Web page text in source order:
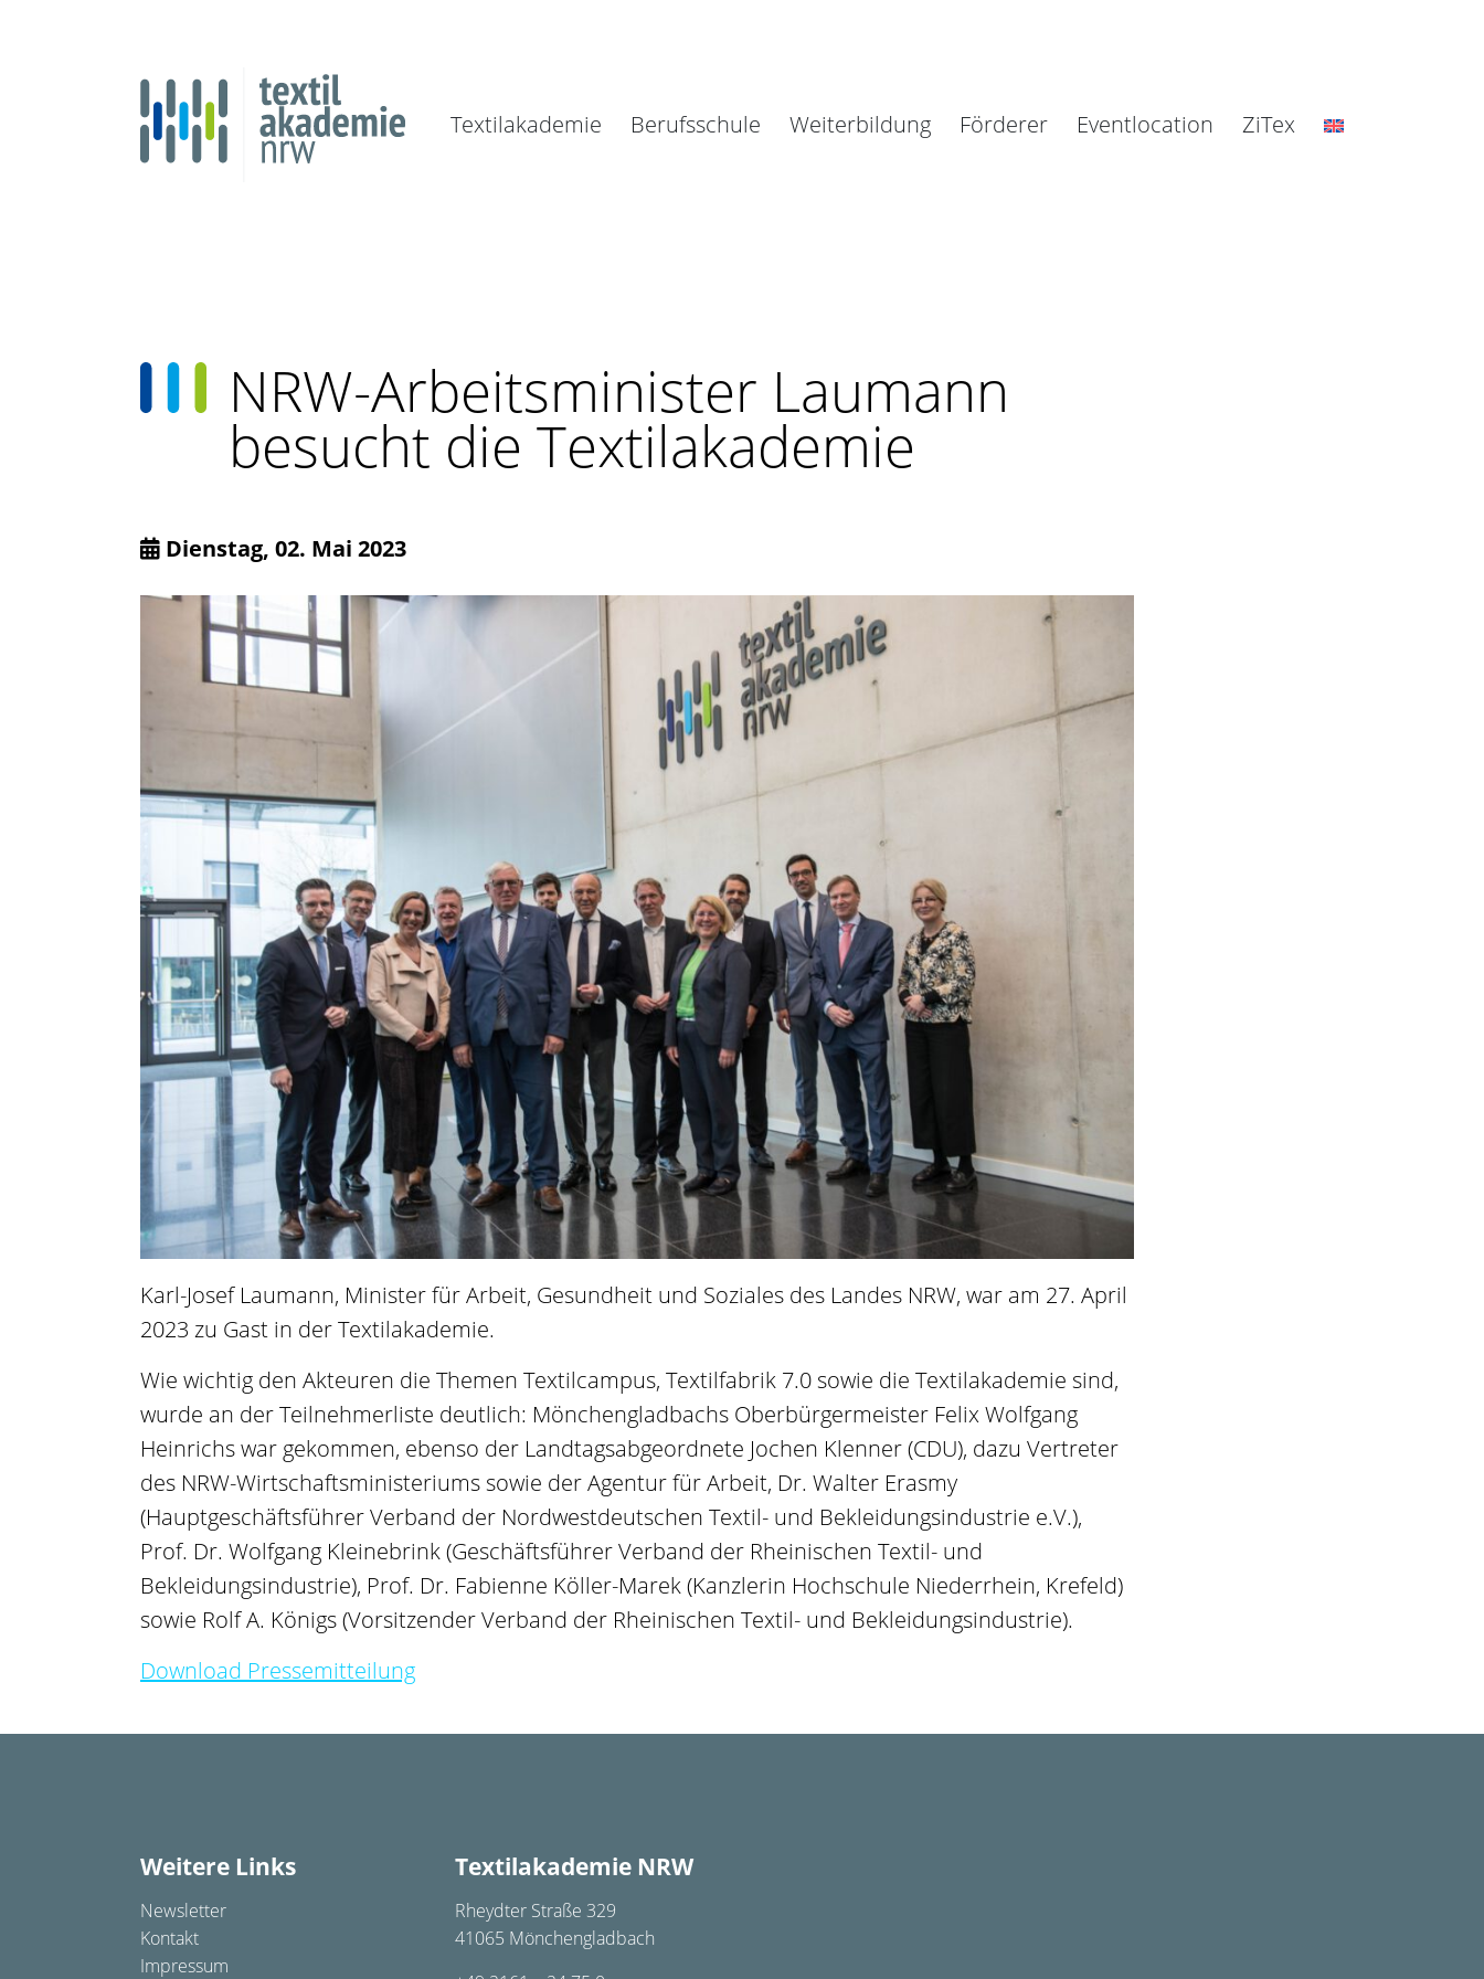
Textilakademie Berufsschule Weiterbildung Förderer Eventlocation ZiTex
NRW-Arbeitsminister Laumann
besucht die Textilakademie
Dienstag, 02. Mai 2023
Karl-Josef Laumann, Minister für Arbeit, Gesundheit und Soziales des Landes NRW, war am 27. April
2023 zu Gast in der Textilakademie.
Wie wichtig den Akteuren die Themen Textilcampus, Textilfabrik 7.0 sowie die Textilakademie sind,
wurde an der Teilnehmerliste deutlich: Mönchengladbachs Oberbürgermeister Felix Wolfgang
Heinrichs war gekommen, ebenso der Landtagsabgeordnete Jochen Klenner (CDU), dazu Vertreter
des NRW-Wirtschaftsministeriums sowie der Agentur für Arbeit, Dr. Walter Erasmy
(Hauptgeschäftsführer Verband der Nordwestdeutschen Textil- und Bekleidungsindustrie e.V.),
Prof. Dr. Wolfgang Kleinebrink (Geschäftsführer Verband der Rheinischen Textil- und
Bekleidungsindustrie), Prof. Dr. Fabienne Köller-Marek (Kanzlerin Hochschule Niederrhein, Krefeld)
sowie Rolf A. Königs (Vorsitzender Verband der Rheinischen Textil- und Bekleidungsindustrie).
Download Pressemitteilung
Weitere Links
Newsletter
Kontakt
Impressum
Textilakademie NRW
Rheydter Straße 329
41065 Mönchengladbach